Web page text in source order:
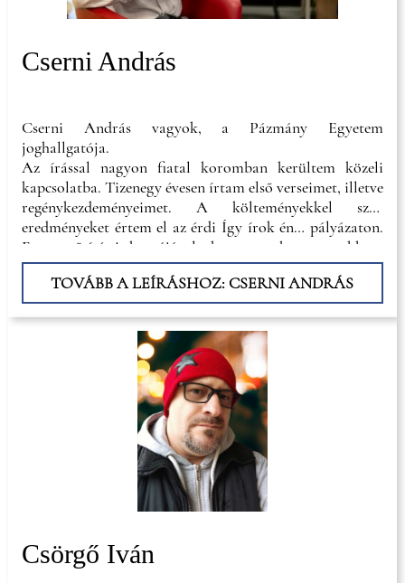
Cserni András
Cserni András vagyok, a Pázmány Egyetem
joghallgatója.
Az írással nagyon fiatal koromban kerültem közeli
kapcsolatba. Tizenegy évesen írtam első verseimet, illetve
regénykezdeményeimet. A költeményekkel szép
eredményeket értem el az érdi Így írok én… pályázaton.
E megerősítés is hozzájárult, hogy nem hagytam abba a
tollforgatást, sőt, gimnazista
TOVÁBB A LEÍRÁSHOZ: CSERNI ANDRÁS
Csörgő Iván